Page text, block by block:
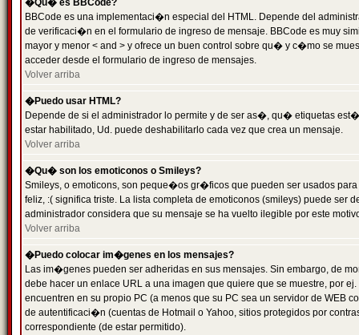
�Qu� es BBCode?
BBCode es una implementaci�n especial del HTML. Depende del
de verificaci�n en el formulario de ingreso de mensaje. BBCode es muy
mayor y menor < and > y ofrece un buen control sobre qu� y c�mo se
acceder desde el formulario de ingreso de mensajes.
Volver arriba
�Puedo usar HTML?
Depende de si el administrador lo permite y de ser as�, qu� etiquetas
estar habilitado, Ud. puede deshabilitarlo cada vez que crea un mensaje.
Volver arriba
�Qu� son los emoticonos o Smileys?
Smileys, o emoticons, son peque�os gr�ficos que pueden ser usados
feliz, :( significa triste. La lista completa de emoticonos (smileys) puede
administrador considera que su mensaje se ha vuelto ilegible por este
Volver arriba
�Puedo colocar im�genes en los mensajes?
Las im�genes pueden ser adheridas en sus mensajes. Sin embargo, de
debe hacer un enlace URL a una imagen que quiere que se muestre, por
encuentren en su propio PC (a menos que su PC sea un servidor de
de autentificaci�n (cuentas de Hotmail o Yahoo, sitios protegidos por
correspondiente (de estar permitido).